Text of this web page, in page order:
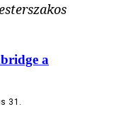
a
31.